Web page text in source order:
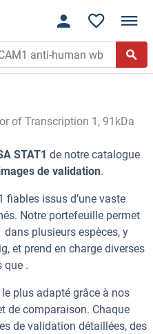
of Transcription 1, 91kDa
STAT1 de notre catalogue
de validation.
fiables issus d’une vaste
Notre portefeuille permet
dans plusieurs espèces, y
et prend en charge diverses
que .
plus adapté grâce à nos
de comparaison. Chaque
de validation détaillées, des